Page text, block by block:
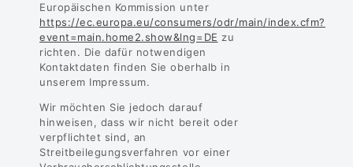
Europäischen Kommission unter
https://ec.europa.eu/consumers/odr/main/index.cfm?
event=main.home2.show&lng=DE zu
richten. Die dafür notwendigen
Kontaktdaten finden Sie oberhalb in
unserem Impressum.
Wir möchten Sie jedoch darauf
hinweisen, dass wir nicht bereit oder
verpflichtet sind, an
Streitbeilegungsverfahren vor einer